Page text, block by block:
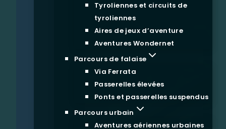
Tyroliennes et circuits de
tyroliennes
Aires de jeux d’aventure
Aventures Wondernet
Parcours de falaise
Via Ferrata
Passerelles élevées
Ponts et passerelles suspendus
Parcours urbain
Aventures aériennes urbaines